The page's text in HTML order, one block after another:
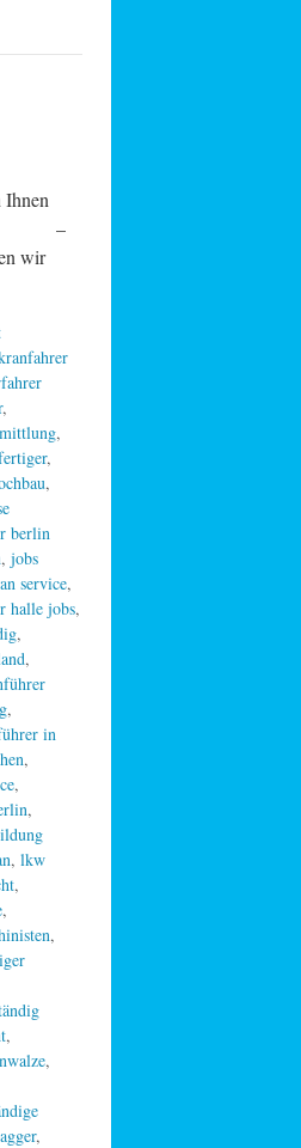
etc. –
wir
,
,
,
,
berlin
, jobs
service,
halle jobs,
,
,
,
in
,
,
,
, lkw
,
,
,
,
,
,